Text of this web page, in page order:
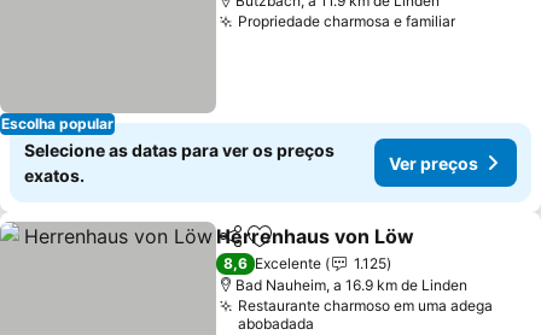
Escolha popular
Propriedade charmosa e familiarVer
Selecione as datas para ver os preços
exatos.
Ver preços
PartilharAdicionar aos favoritos
Herrenhaus von Löw
8,6 Excelente
1.125
Bad Nauheim, a 16.9 km de Linden
Restaurante charmoso em uma adega
abobadada